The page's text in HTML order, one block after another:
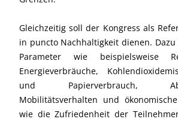
Gleichzeitig soll der Kongress als
in puncto Nachhaltigkeit dienen.
Parameter wie beispielsweise
Energieverbräuche,
und Papierverbrauch,
Mobilitätsverhalten und
wie die Zufriedenheit der